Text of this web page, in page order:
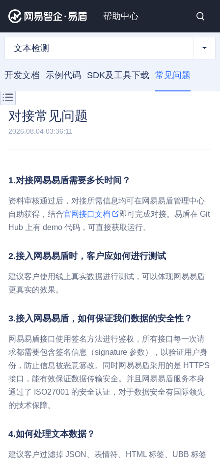
帮助中心
文本检测
开发文档 示例代码 SDK及工具下载 常见问题
对接常见问题
2026.08.04 03:36:11
1.对接网易易盾需要多长时间？
资料审核通过后，对接所需信息均可在网易易盾管理中心
自助获得，结合官网接口文档
即可完成对接。易盾在 Git
Hub 上有 demo 代码，可直接获取运行。
2.接入网易易盾时，客户应如何进行测试
建议客户使用线上真实数据进行测试，可以体现网易易盾
更真实的效果。
3.接入网易易盾，如何保证我们数据的安全性？
网易易盾接口使用签名方法进行鉴权，所有接口每一次请
求都需要包含签名信息（signature 参数），以验证用户身
份，防止信息被恶意篡改。同时网易易盾采用的是 HTTPS
接口，能有效保证数据传输安全。并且网易易盾服务本身
通过了 ISO27001 的安全认证，对于数据安全有国际领先
的技术保障。
4.如何处理文本数据？
建议客户过滤掉 JSON、表情符、HTML 标签、UBB 标签